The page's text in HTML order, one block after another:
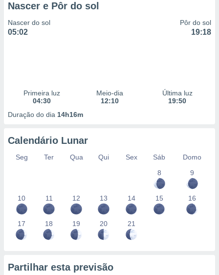
Nascer e Pôr do sol
Nascer do sol
05:02
Pôr do sol
19:18
Primeira luz
04:30
Meio-dia
12:10
Última luz
19:50
Duração do dia 14h16m
Calendário Lunar
Seg Ter Qua Qui Sex Sáb
Domo
8
9
10 11 12 13 14 15 16
17 18 19 20 21
Partilhar esta previsão